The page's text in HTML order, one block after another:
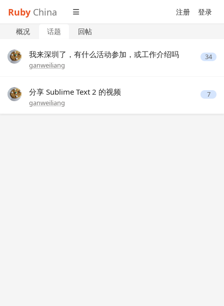
Ruby China 注册 登录
概况 话题 回帖
我来深圳了，有什么活动参加，或工作介绍吗
ganweiliang
34
分享 Sublime Text 2 的视频
ganweiliang
7